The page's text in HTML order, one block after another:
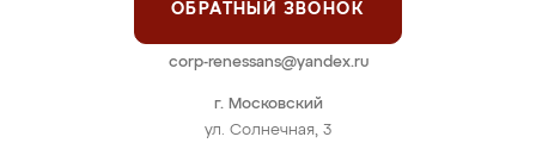
г. Московский
ул. Солнечная, 3
ОБРАТНЫЙ ЗВОНОК
corp-renessans@yandex.ru